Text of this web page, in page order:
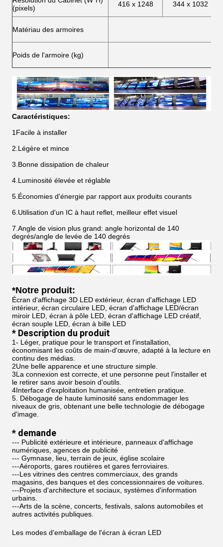
(pixels)
416 x 1248 344 x 1032
Matériau des armoires
Poids de l'armoire (kg)
Caractéristiques:
1Facile à installer
2.Légère et mince
3.Bonne dissipation de chaleur
4.Luminosité élevée et réglable
5.Économies d'énergie par rapport aux produits courants
6.Utilisation d'un IC à haut reflet, meilleur effet visuel
7.Angle de vision plus grand: angle horizontal de 140
degrés/angle de levée de 140 degrés
*Notre produit:
Écran d'affichage 3D LED extérieur, écran d'affichage LED
intérieur, écran circulaire LED, écran d'affichage LED/écran
miroir LED, écran à pôle LED, écran d'affichage LED créatif,
écran souple LED, écran à bille LED
* Description du produit
1- Léger, pratique pour le transport et l'installation,
économisant les coûts de main-d'œuvre, adapté à la lecture en
continu des médias.
2Une belle apparence et une structure simple.
3La connexion est correcte, et une personne peut l'installer et
le retirer sans avoir besoin d'outils.
4Interface d'exploitation humanisée, entretien pratique.
5. Débogage de haute luminosité sans endommager les
niveaux de gris, obtenant une belle technologie de débogage
d'image.
* demande
--- Publicité extérieure et intérieure, panneaux d'affichage
numériques, agences de publicité
--- Gymnase, lieu, terrain de jeux, église scolaire
---Aéroports, gares routières et gares ferroviaires.
---Les vitrines des centres commerciaux, des grands
magasins, des banques et des concessionnaires de voitures.
---Projets d'architecture et sociaux, systèmes d'information
urbains.
---Arts de la scène, concerts, festivals, salons automobiles et
autres activités publiques.
Les modes d'emballage de l'écran à écran LED